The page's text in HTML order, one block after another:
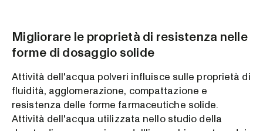
Migliorare le proprietà di resistenza nelle
forme di dosaggio solide
Attività dell'acqua polveri influisce sulle proprietà di
fluidità, agglomerazione, compattazione e
resistenza delle forme farmaceutiche solide.
Attività dell'acqua utilizzata nello studio della